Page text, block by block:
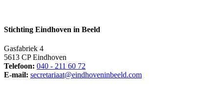
Stichting Eindhoven in Beeld
Gasfabriek 4
5613 CP Eindhoven
Telefoon: 040 - 211 60 72
E-mail: secretariaat@eindhoveninbeeld.com